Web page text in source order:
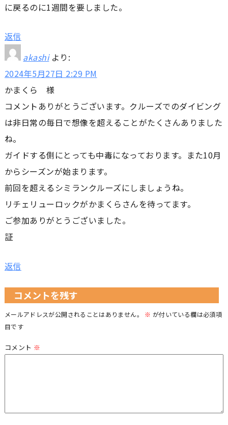
に戻るのに1週間を要しました。
返信
akashi より:
2024年5月27日 2:29 PM
かまくら 様
コメントありがとうございます。クルーズでのダイビング
は非日常の毎日で想像を超えることがたくさんありました
ね。
ガイドする側にとっても中毒になっております。また10月
からシーズンが始まります。
前回を超えるシミランクルーズにしましょうね。
リチェリューロックがかまくらさんを待ってます。
ご参加ありがとうございました。
証
返信
コメントを残す
メールアドレスが公開されることはありません。 ※ が付いている欄は必須項
目です
コメント ※